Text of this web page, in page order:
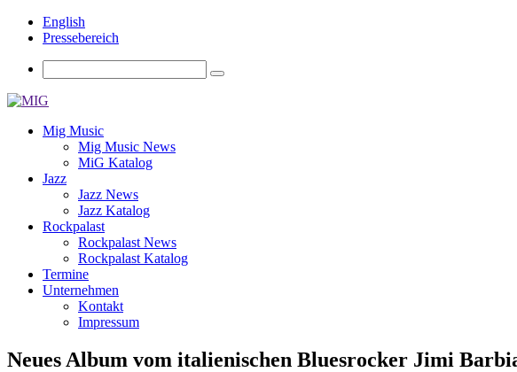
English
Pressebereich
Mig Music
Mig Music News
MiG Katalog
Jazz
Jazz News
Jazz Katalog
Rockpalast
Rockpalast News
Rockpalast Katalog
Termine
Unternehmen
Kontakt
Impressum
Neues Album vom italienischen Bluesrocker Jimi